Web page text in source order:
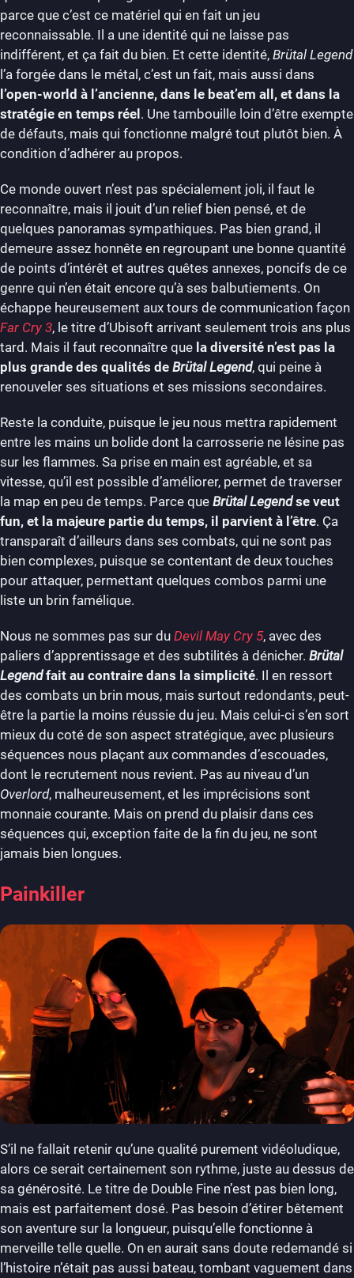
parce que c’est ce matériel qui en fait un jeu
reconnaissable. Il a une identité qui ne laisse pas
indifférent, et ça fait du bien. Et cette identité, Brütal Legend
l’a forgée dans le métal, c’est un fait, mais aussi dans
l’open-world à l’ancienne, dans le beat’em all, et dans la
stratégie en temps réel. Une tambouille loin d’être exempte
de défauts, mais qui fonctionne malgré tout plutôt bien. À
condition d’adhérer au propos.
Ce monde ouvert n’est pas spécialement joli, il faut le
reconnaître, mais il jouit d’un relief bien pensé, et de
quelques panoramas sympathiques. Pas bien grand, il
demeure assez honnête en regroupant une bonne quantité
de points d’intérêt et autres quêtes annexes, poncifs de ce
genre qui n’en était encore qu’à ses balbutiements. On
échappe heureusement aux tours de communication façon
Far Cry 3, le titre d’Ubisoft arrivant seulement trois ans plus
tard. Mais il faut reconnaître que la diversité n’est pas la
plus grande des qualités de Brütal Legend, qui peine à
renouveler ses situations et ses missions secondaires.
Reste la conduite, puisque le jeu nous mettra rapidement
entre les mains un bolide dont la carrosserie ne lésine pas
sur les flammes. Sa prise en main est agréable, et sa
vitesse, qu’il est possible d’améliorer, permet de traverser
la map en peu de temps. Parce que Brütal Legendse veut
fun, et la majeure partie du temps, il parvient à l’être. Ça
transparaît d’ailleurs dans ses combats, qui ne sont pas
bien complexes, puisque se contentant de deux touches
pour attaquer, permettant quelques combos parmi une
liste un brin famélique.
Nous ne sommes pas sur du Devil May Cry 5, avec des
paliers d’apprentissage et des subtilités à dénicher. Brütal
Legendfait au contraire dans la simplicité. Il en ressort
des combats un brin mous, mais surtout redondants, peut-
être la partie la moins réussie du jeu. Mais celui-ci s’en sort
mieux du coté de son aspect stratégique, avec plusieurs
séquences nous plaçant aux commandes d’escouades,
dont le recrutement nous revient. Pas au niveau d’un
Overlord, malheureusement, et les imprécisions sont
monnaie courante. Mais on prend du plaisir dans ces
séquences qui, exception faite de la fin du jeu, ne sont
jamais bien longues.
Painkiller
S’il ne fallait retenir qu’une qualité purement vidéoludique,
alors ce serait certainement son rythme, juste au dessus de
sa générosité. Le titre de Double Fine n’est pas bien long,
mais est parfaitement dosé. Pas besoin d’étirer bêtement
son aventure sur la longueur, puisqu’elle fonctionne à
merveille telle quelle. On en aurait sans doute redemandé si
l’histoire n’était pas aussi bateau, tombant vaguement dans